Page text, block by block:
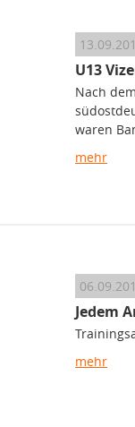
U13
Nach
waren
mehr
Jedem
mehr